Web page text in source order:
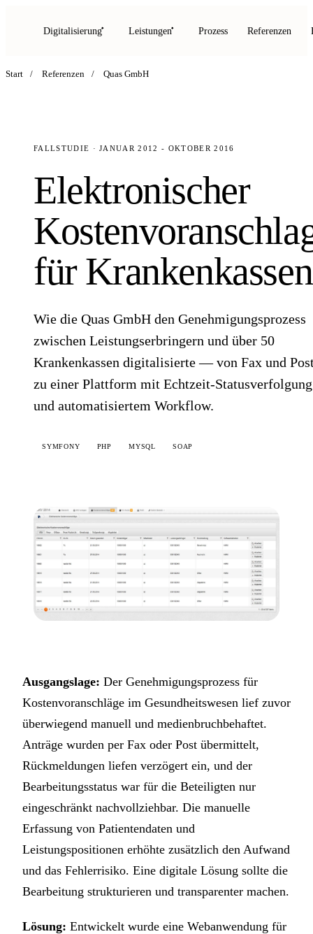
Digitalisierung Leistungen Prozess Referenzen
Start / Referenzen / Quas GmbH
FALLSTUDIE · JANUAR 2012 - OKTOBER 2016
Elektronischer
für Krankenkassen
Wie die Quas GmbH den Genehmigungsprozess
zwischen Leistungserbringern und über 50
Krankenkassen digitalisierte — von Fax und
zu einer Plattform mit Echtzeit-Statusverfolgung
und automatisiertem Workflow.
SYMFONY PHP MYSQL SOAP
Ausgangslage: Der Genehmigungsprozess für
Kostenvoranschläge im Gesundheitswesen lief zuvor
überwiegend manuell und medienbruchbehaftet.
Anträge wurden per Fax oder Post übermittelt,
Rückmeldungen liefen verzögert ein, und der
Bearbeitungsstatus war für die Beteiligten nur
eingeschränkt nachvollziehbar. Die manuelle
Erfassung von Patientendaten und
Leistungspositionen erhöhte zusätzlich den Aufwand
und das Fehlerrisiko. Eine digitale Lösung sollte die
Bearbeitung strukturieren und transparenter machen.
Lösung: Entwickelt wurde eine Webanwendung für